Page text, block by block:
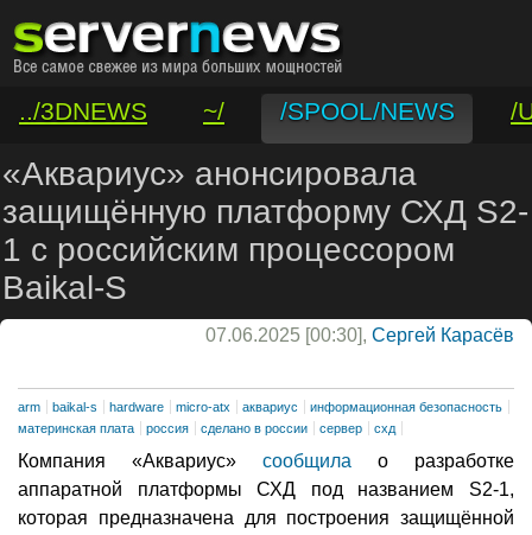
../3DNEWS ~/ /SPOOL/NEWS
/
/VAR/CONTACT
«Аквариус» анонсировала
защищённую платформу СХД S2-
1 с российским процессором
Baikal-S
07.06.2025 [00:30], Сергей Карасёв
arm baikal-s hardware micro-atx аквариус
информационная безопасность
материнская плата
россия сделано в россии сервер схд
Компания «Аквариус» сообщила о разработке
аппаратной платформы СХД под названием S2-1,
которая предназначена для построения защищённой